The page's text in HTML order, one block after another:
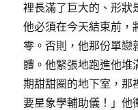
裡長滿了巨大的、形狀
他必須在今天結束前，
零。否則，他那份單戀
體。他緊張地跑進他堆
期甜甜圈的地下室，那
要星象學輔助儀！」他